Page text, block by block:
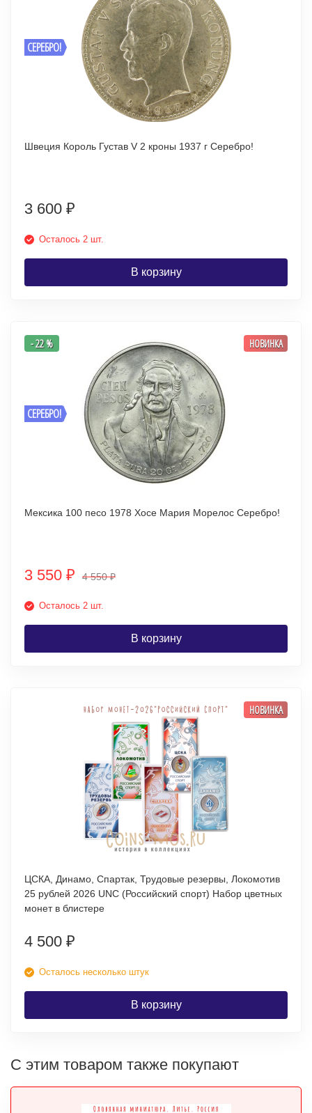
СЕРЕБРО!
Швеция Король Густав V 2 кроны 1937 г Серебро!
3 600 ₽
Осталось 2 шт.
В корзину
СЕРЕБРО!
- 22 % НОВИНКА
Мексика 100 песо 1978 Хосе Мария Морелос Серебро!
3 550 ₽ 4 550₽
Осталось 2 шт.
В корзину
НОВИНКА
ЦСКА, Динамо, Спартак, Трудовые резервы, Локомотив
25 рублей 2026 UNC (Российский спорт) Набор цветных
монет в блистере
4 500 ₽
Осталось несколько штук
В корзину
С этим товаром также покупают